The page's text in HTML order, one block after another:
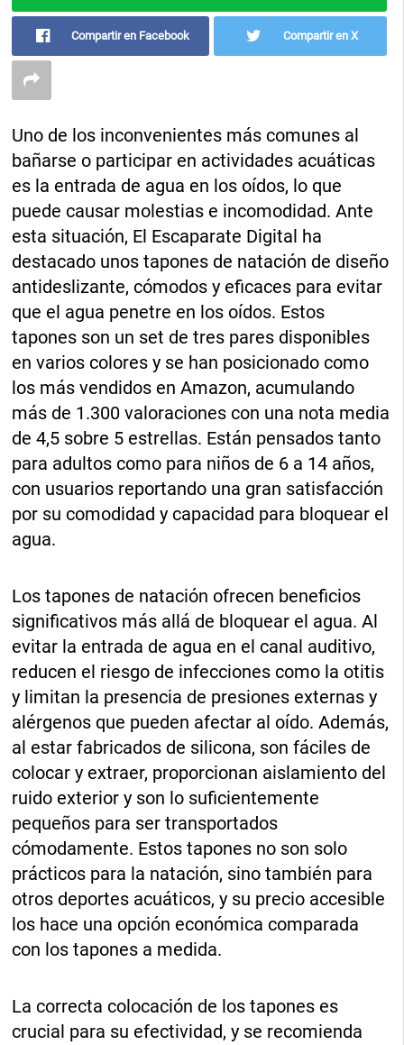
Compartir en Facebook Compartir en X
Uno de los inconvenientes más comunes al
bañarse o participar en actividades acuáticas
es la entrada de agua en los oídos, lo que
puede causar molestias e incomodidad. Ante
esta situación, El Escaparate Digital ha
destacado unos tapones de natación de diseño
antideslizante, cómodos y eficaces para evitar
que el agua penetre en los oídos. Estos
tapones son un set de tres pares disponibles
en varios colores y se han posicionado como
los más vendidos en Amazon, acumulando
más de 1.300 valoraciones con una nota media
de 4,5 sobre 5 estrellas. Están pensados tanto
para adultos como para niños de 6 a 14 años,
con usuarios reportando una gran satisfacción
por su comodidad y capacidad para bloquear el
agua.
Los tapones de natación ofrecen beneficios
significativos más allá de bloquear el agua. Al
evitar la entrada de agua en el canal auditivo,
reducen el riesgo de infecciones como la otitis
y limitan la presencia de presiones externas y
alérgenos que pueden afectar al oído. Además,
al estar fabricados de silicona, son fáciles de
colocar y extraer, proporcionan aislamiento del
ruido exterior y son lo suficientemente
pequeños para ser transportados
cómodamente. Estos tapones no son solo
prácticos para la natación, sino también para
otros deportes acuáticos, y su precio accesible
los hace una opción económica comparada
con los tapones a medida.
La correcta colocación de los tapones es
crucial para su efectividad, y se recomienda